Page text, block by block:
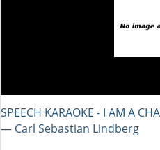
SPEECH KARAOKE - I AM A
― Carl Sebastian Lindberg